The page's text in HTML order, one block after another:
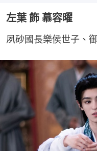
左葉 飾 慕容曜
夙砂國長樂侯世子、